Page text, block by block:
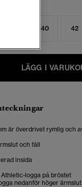
40 42
LÄGG I
är överdrivet rymlig och
och fåll
insida
logga på bröstet
nedanför höger ärmslut